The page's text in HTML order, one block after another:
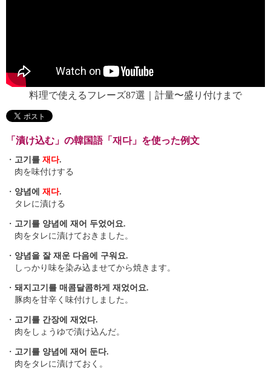
料理で使えるフレーズ87選｜計量〜盛り付けまで
「漬け込む」の韓国語「재다」を使った例文
・ 고기를 재다.
肉を味付けする
・ 양념에 재다.
タレに漬ける
・ 고기를 양념에 재어 두었어요.
肉をタレに漬けておきました。
・ 양념을 잘 재운 다음에 구워요.
しっかり味を染み込ませてから焼きます。
・ 돼지고기를 매콤달콤하게 재었어요.
豚肉を甘辛く味付けしました。
・ 고기를 간장에 재었다.
肉をしょうゆで漬け込んだ。
・ 고기를 양념에 재어 둔다.
肉をタレに漬けておく。